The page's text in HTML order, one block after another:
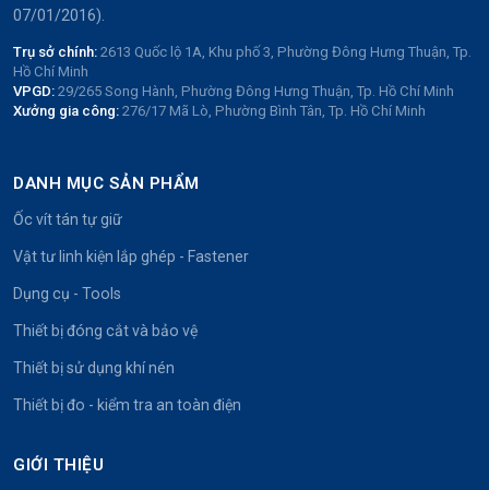
07/01/2016).
Trụ sở chính: 2613 Quốc lộ 1A, Khu phố 3, Phường Đông Hưng Thuận, Tp.
Hồ Chí Minh
VPGD: 29/265 Song Hành, Phường Đông Hưng Thuận, Tp. Hồ Chí Minh
Xưởng gia công: 276/17 Mã Lò, Phường Bình Tân, Tp. Hồ Chí Minh
DANH MỤC SẢN PHẨM
Ốc vít tán tự giữ
Vật tư linh kiện lắp ghép - Fastener
Dụng cụ - Tools
Thiết bị đóng cắt và bảo vệ
Thiết bị sử dụng khí nén
Thiết bị đo - kiểm tra an toàn điện
GIỚI THIỆU